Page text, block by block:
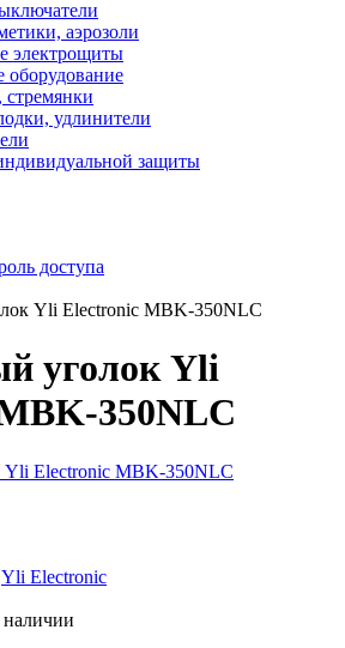
аэрозоли
электрощиты
оборудование
удлинители
защиты
доступа
Yli Electronic MBK-350NLC
уголок Yli
350NLC
Yli Electronic
наличии